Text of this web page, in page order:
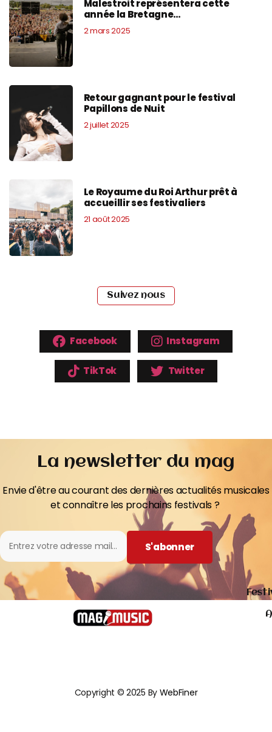
Malestroit représentera cette
année la Bretagne…
2 mars 2025
Retour gagnant pour le festival
Papillons de Nuit
2 juillet 2025
Le Royaume du Roi Arthur prêt à
accueillir ses festivaliers
21 août 2025
Suivez nous
Facebook Instagram
TikTok Twitter
La newsletter du mag
Envie d'être au courant des dernières actualités musicales
et connaître les prochains festivals ?
S'abonner
Copyright © 2025 By WebFiner